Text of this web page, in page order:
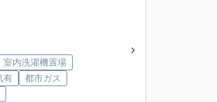
室内洗濯機置場
有
都市ガス